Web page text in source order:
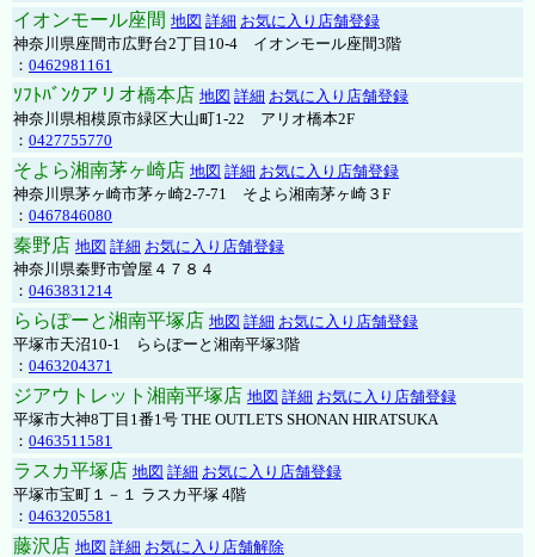
イオンモール座間 地図 詳細 お気に入り店舗登録
神奈川県座間市広野台2丁目10-4 イオンモール座間3階
： 0462981161
ｿﾌﾄﾊﾞﾝｸアリオ橋本店 地図 詳細 お気に入り店舗登録
神奈川県相模原市緑区大山町1-22 アリオ橋本2F
： 0427755770
そよら湘南茅ヶ崎店 地図 詳細 お気に入り店舗登録
神奈川県茅ヶ崎市茅ヶ崎2‐7‐71 そよら湘南茅ヶ崎３F
： 0467846080
秦野店 地図 詳細 お気に入り店舗登録
神奈川県秦野市曽屋４７８４
： 0463831214
ららぽーと湘南平塚店 地図 詳細 お気に入り店舗登録
平塚市天沼10-1 ららぽーと湘南平塚3階
： 0463204371
ジアウトレット湘南平塚店 地図 詳細 お気に入り店舗登録
平塚市大神8丁目1番1号 THE OUTLETS SHONAN HIRATSUKA
： 0463511581
ラスカ平塚店 地図 詳細 お気に入り店舗登録
平塚市宝町１－１ ラスカ平塚 4階
： 0463205581
藤沢店 地図 詳細 お気に入り店舗解除